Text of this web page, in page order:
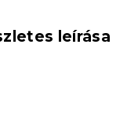
leírása